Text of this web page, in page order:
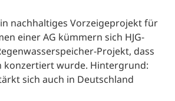
nachhaltiges Vorzeigeprojekt für
einer AG kümmern sich HJG-
Projekt, dass
konzertiert wurde. Hintergrund:
sich auch in Deutschland